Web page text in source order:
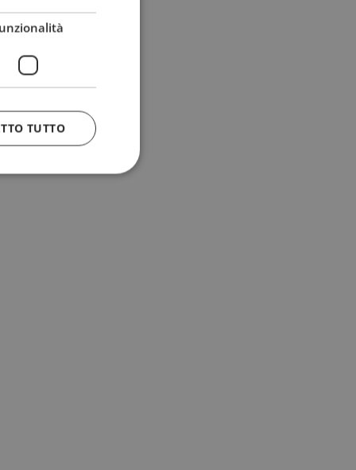
TUTTO
la gestione
viene
sua analisi dei
domini.
servizio